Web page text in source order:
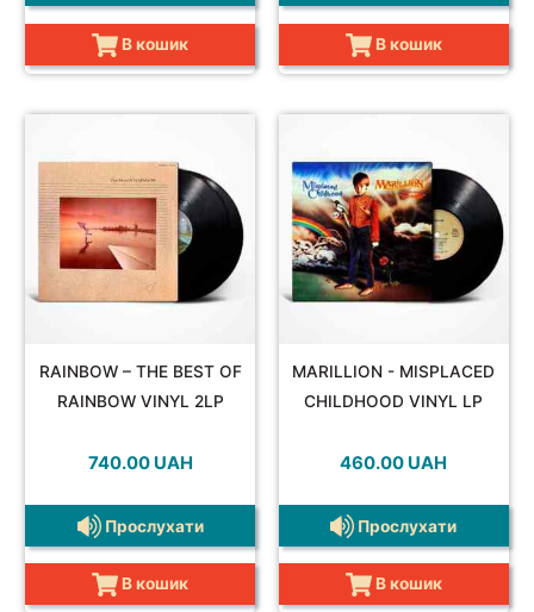
В кошик В кошик
RAINBOW – THE BEST OF
RAINBOW VINYL 2LP
740.00 UAH
Прослухати
В кошик
MARILLION - MISPLACED
CHILDHOOD VINYL LP
460.00 UAH
Прослухати
В кошик